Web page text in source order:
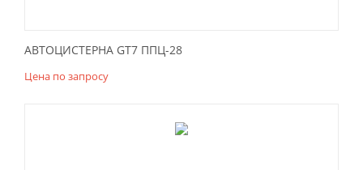
АВТОЦИСТЕРНА GT7 ППЦ-28
Цена по запросу